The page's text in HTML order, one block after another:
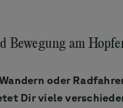
Bewegung am
oder
Dir viele